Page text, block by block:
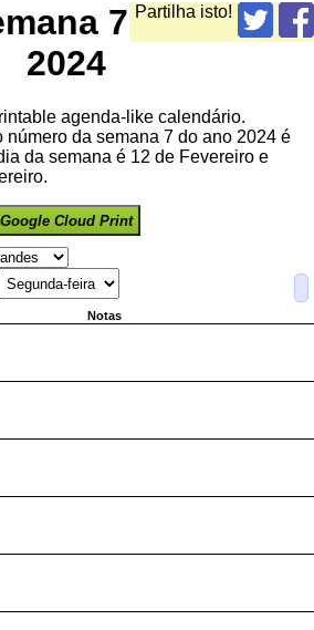
Partilha isto!
7
2024
agenda-like calendário.
número da semana 7 do ano 2024 é
da semana é 12 de Fevereiro e
Google Cloud Print
Notas